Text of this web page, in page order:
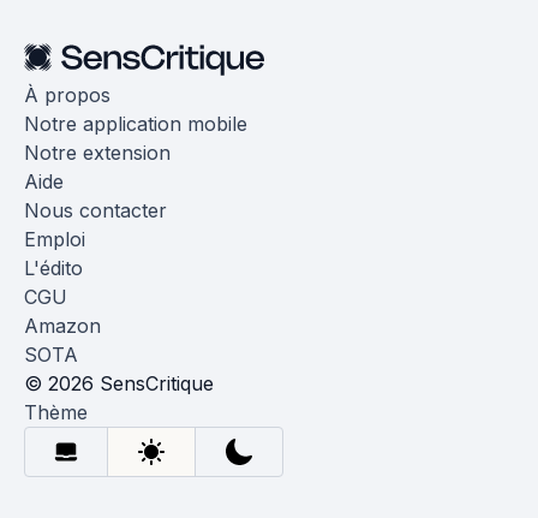
À propos
Notre application mobile
Notre extension
Aide
Nous contacter
Emploi
L'édito
CGU
Amazon
SOTA
© 2026 SensCritique
Thème